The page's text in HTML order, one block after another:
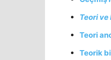
Teori
Teori
Teorik